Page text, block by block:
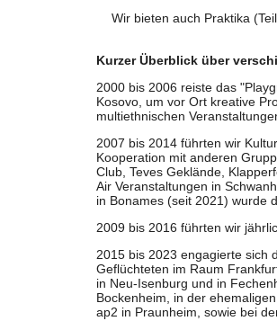
Wir bieten auch Praktika
Kurzer Überblick über
2000 bis 2006 reiste das
Kosovo, um vor Ort kreative
multiethnischen
2007 bis 2014 führten wir
Kooperation mit anderen
Club, Teves Geklände,
Air Veranstaltungen in
in Bonames (seit 2021) wurde
2009 bis 2016 führten wir
2015 bis 2023 engagierte sich
Geflüchteten im Raum
in Neu-Isenburg und in
Bockenheim, in der
ap2 in Praunheim, sowie bei